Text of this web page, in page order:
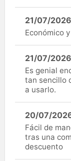
21/07/2026
Económico
21/07/2026
Es genial
tan sencillo
a usarlo.
20/07/
Fácil de
tras una
descuento